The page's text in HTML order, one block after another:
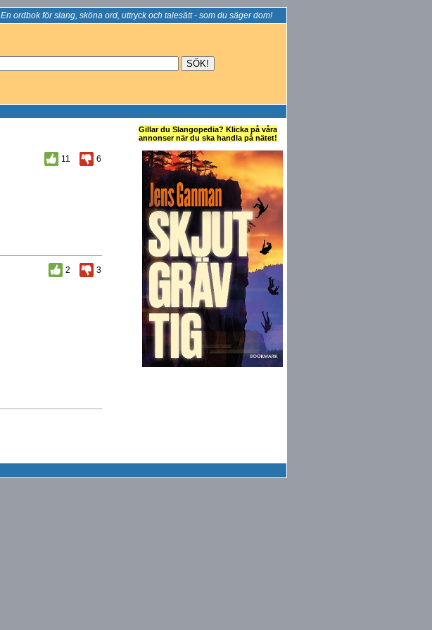
En ordbok för slang, sköna ord, uttryck och talesätt - som du säger dom!
11
6
2
3
Gillar du Slangopedia? Klicka på våra
annonser när du ska handla på nätet!